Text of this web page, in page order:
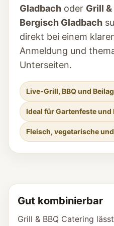
Gladbach oder Grill
Bergisch Gladbach
direkt bei einem
Anmeldung und
Unterseiten.
Live-Grill, BBQ und
Ideal für Gartenfeste und
Fleisch, vegetarische
Gut kombinierbar
Grill & BBQ Catering